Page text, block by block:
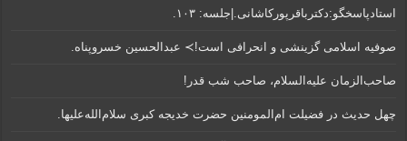
استادپاسخگو:دکترباقر‌پورکاشانی.|جلسه: ۱۰۳.
صوفیه اسلامی گزینشی و انحرافی است!≻ عبدالحسین خسروپناه.
صاحب‌الزمان علیه‌السلام، صاحب شب قدر!
چهل حدیث در فضیلت ام‌المومنین حضرت خدیجه کبری سلام‌الله‌علیها.